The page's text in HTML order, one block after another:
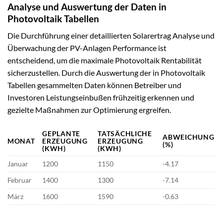
Analyse und Auswertung der Daten in
Photovoltaik Tabellen
Die Durchführung einer detaillierten Solarertrag Analyse und
Überwachung der PV-Anlagen Performance ist
entscheidend, um die maximale Photovoltaik Rentabilität
sicherzustellen. Durch die Auswertung der in Photovoltaik
Tabellen gesammelten Daten können Betreiber und
Investoren Leistungseinbußen frühzeitig erkennen und
gezielte Maßnahmen zur Optimierung ergreifen.
MONAT
GEPLANTE
ERZEUGUNG
(KWH)
TATSÄCHLICHE
ERZEUGUNG
(KWH)
ABWEICHUNG
(%)
Januar 1200 1150
-4.17
Februar
1400 1300
-7.14
März
1600 1590
-0.63